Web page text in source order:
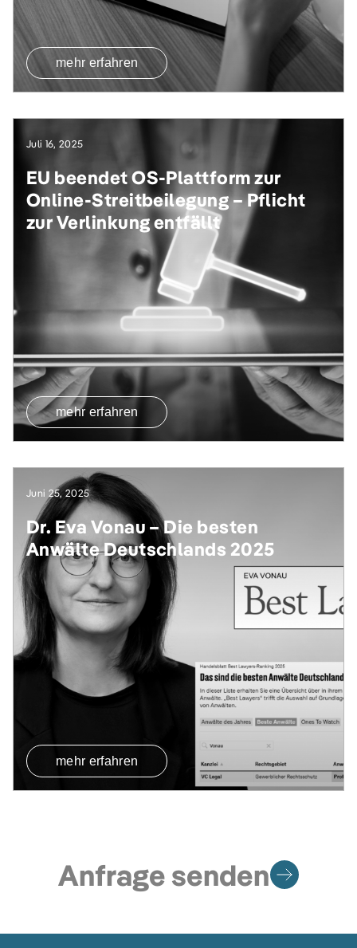
mehr erfahren
Juli 16, 2025
EU beendet OS-Plattform zur
Online-Streitbeilegung – Pflicht
zur Verlinkung entfällt
mehr erfahren
Juni 25, 2025
Dr. Eva Vonau – Die besten
Anwälte Deutschlands 2025
mehr erfahren
Anfrage senden